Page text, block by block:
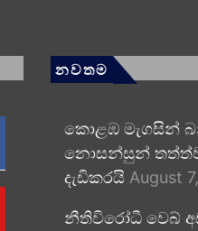
නවතම
කොළඹ මැගසින්
නොසන්සුන්
දැඩිකරයි August
නීතිවිරෝධී වෙබ්